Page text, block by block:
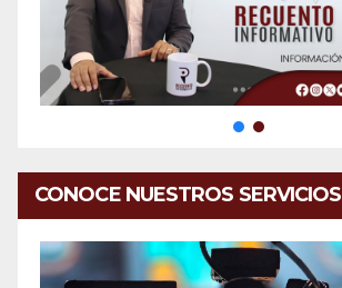
CONOCE NUESTROS SERVICIOS